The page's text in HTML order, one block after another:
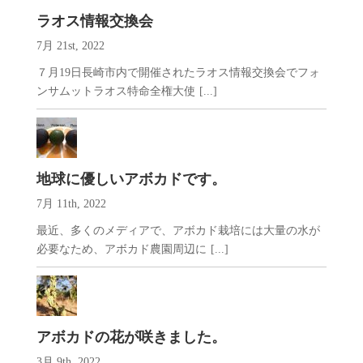
ラオス情報交換会
7月 21st, 2022
７月19日長崎市内で開催されたラオス情報交換会でフォ
ンサムットラオス特命全権大使 [...]
地球に優しいアボカドです。
7月 11th, 2022
最近、多くのメディアで、アボカド栽培には大量の水が
必要なため、アボカド農園周辺に [...]
アボカドの花が咲きました。